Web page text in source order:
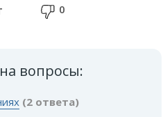
0
вопросы:
(2 ответа)